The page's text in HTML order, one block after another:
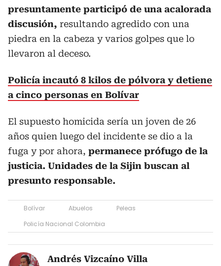
presuntamente participó de una acalorada
discusión, resultando agredido con una
piedra en la cabeza y varios golpes que lo
llevaron al deceso.
Policía incautó 8 kilos de pólvora y detiene
a cinco personas en Bolívar
El supuesto homicida sería un joven de 26
años quien luego del incidente se dio a la
fuga y por ahora, permanece prófugo de la
justicia. Unidades de la Sijin buscan al
presunto responsable.
Bolívar Abuelos
Peleas
Policía Nacional Colombia
Andrés Vizcaíno Villa